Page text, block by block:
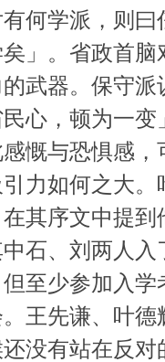
何学派，则
」。省政首
的武器。保守
心，顿为一
慨与恐惧感
力如何之大
其序文中提
石、刘两人
至少参加入
王先谦、叶
没有站在反